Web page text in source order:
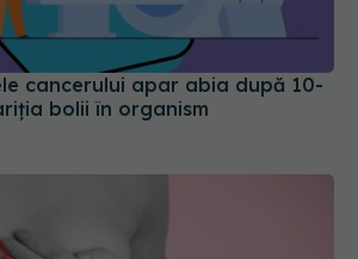
cancerului apar abia după 10-
bolii în organism